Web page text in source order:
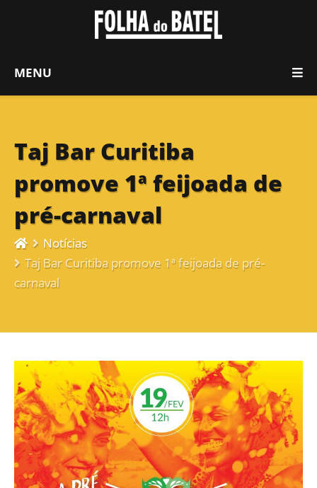
MENU
Taj Bar Curitiba
promove 1ª feijoada de
pré-carnaval
Notícias
Taj Bar Curitiba promove 1ª feijoada de pré-
carnaval